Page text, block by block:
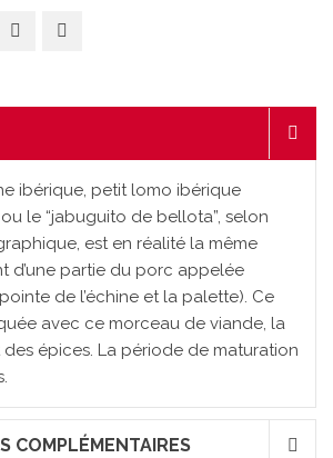
ibérique, petit lomo ibérique
le “jabuguito de bellota”, selon
est en réalité la même
d’une partie du porc appelée
de l’échine et la palette). Ce
avec ce morceau de viande, la
des épices. La période de maturation
COMPLÉMENTAIRES